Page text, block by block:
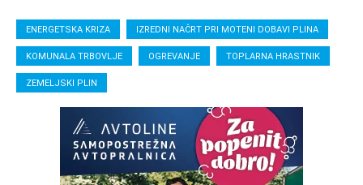
ENERGETSKA KRIZA IZREDNI NAČRT PRI MOTENI DOBAVI PLINA
KOMUNALA TRBOVLJE OGREVANJE TOPLARNA HRASTNIK
ZEMELJSKI PLIN